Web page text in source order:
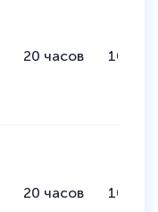
20 часов 100
20 часов 100